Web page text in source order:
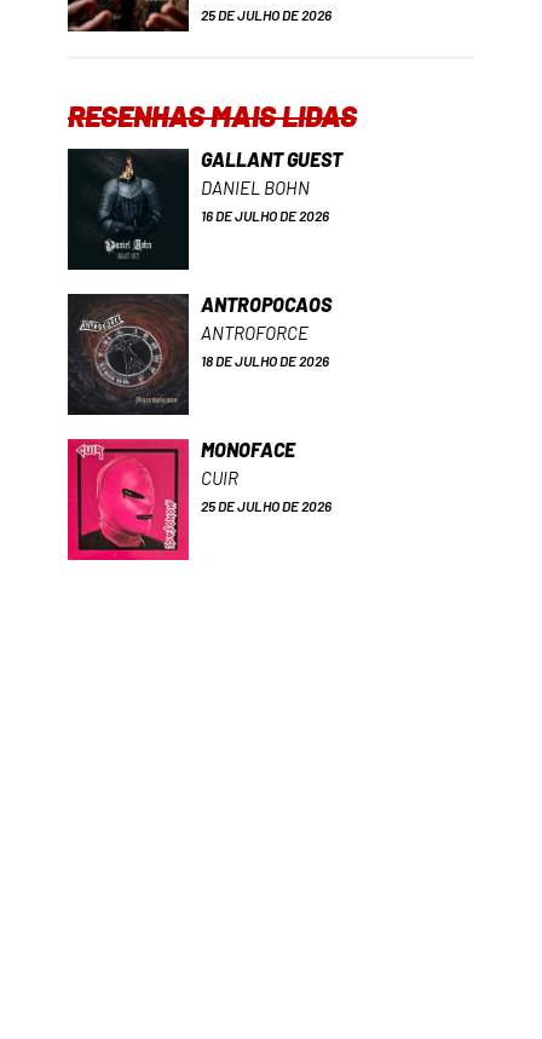
25 DE JULHO DE 2026
RESENHAS MAIS LIDAS
GALLANT GUEST
DANIEL BOHN
16 DE JULHO DE 2026
ANTROPOCAOS
ANTROFORCE
18 DE JULHO DE 2026
MONOFACE
CUIR
25 DE JULHO DE 2026